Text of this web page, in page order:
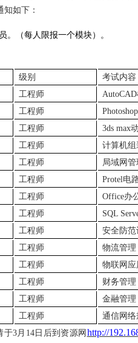
如下：
。（每人限报一个模块）。
级别
考试内容
工程师
工程师
工程师
3ds max
工程师
计算机组
工程师
局域网管
工程师
Protel电
工程师
Office办
工程师
SQL
工程师
安全防范
工程师
物流管理
工程师
物联网应
工程师
财务管理
工程师
金融管理
工程师
通信网络
于3月14日后到资源网 http://